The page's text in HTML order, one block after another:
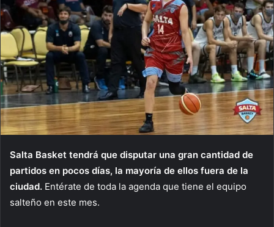
Salta Basket tendrá que disputar una gran cantidad de
partidos en pocos días, la mayoría de ellos fuera de la
ciudad. Entérate de toda la agenda que tiene el equipo
salteño en este mes.